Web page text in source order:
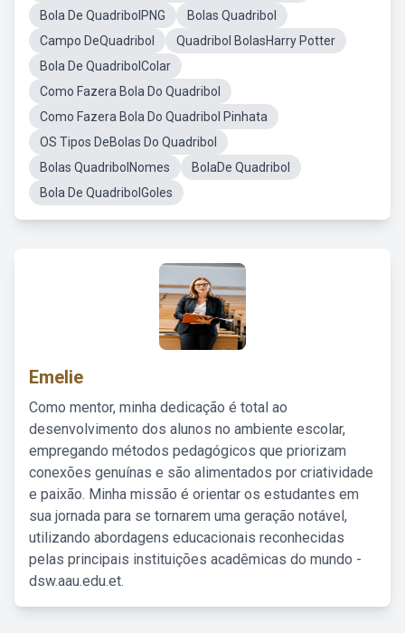
Bola De QuadribolPNG
Bolas Quadribol
Campo DeQuadribol
Quadribol BolasHarry Potter
Bola De QuadribolColar
Como Fazera Bola Do Quadribol
Como Fazera Bola Do Quadribol Pinhata
OS Tipos DeBolas Do Quadribol
Bolas QuadribolNomes
BolaDe Quadribol
Bola De QuadribolGoles
Emelie
Como mentor, minha dedicação é total ao
desenvolvimento dos alunos no ambiente escolar,
empregando métodos pedagógicos que priorizam
conexões genuínas e são alimentados por criatividade
e paixão. Minha missão é orientar os estudantes em
sua jornada para se tornarem uma geração notável,
utilizando abordagens educacionais reconhecidas
pelas principais instituições acadêmicas do mundo -
dsw.aau.edu.et.